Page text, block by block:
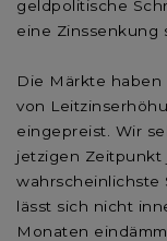
geldpolitische
eine Zinssenkung
Die Märkte
von
eingepreist. Wir
jetzigen Zeitpunkt
wahrscheinlichste
lässt sich nicht
Monaten